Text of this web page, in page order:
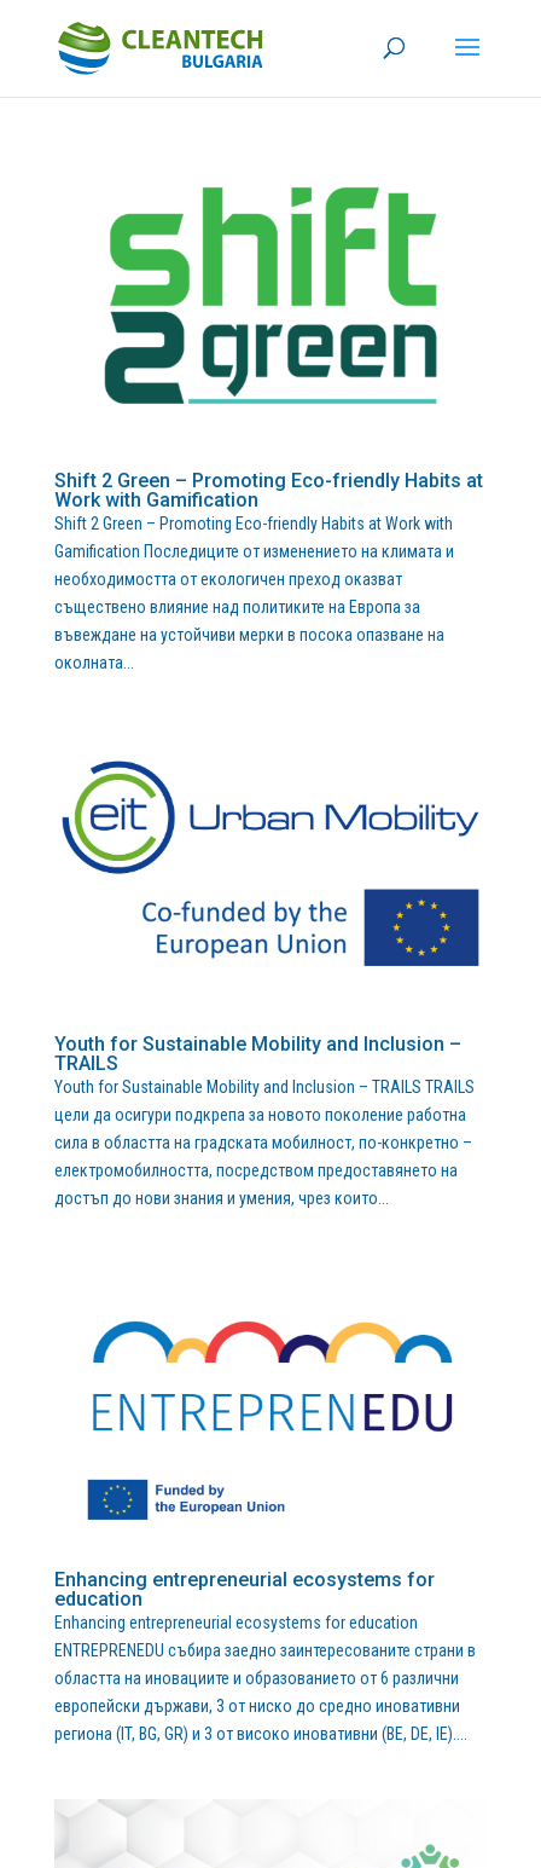
Shift 2 Green – Promoting Eco-friendly Habits at
Work with Gamification
Shift 2 Green – Promoting Eco-friendly Habits at Work with
Gamification Последиците от изменението на климата и
необходимостта от екологичен преход оказват
съществено влияние над политиките на Европа за
въвеждане на устойчиви мерки в посока опазване на
околната...
Youth for Sustainable Mobility and Inclusion –
TRAILS
Youth for Sustainable Mobility and Inclusion – TRAILS TRAILS
цели да осигури подкрепа за новото поколение работна
сила в областта на градската мобилност, по-конкретно –
електромобилността, посредством предоставянето на
достъп до нови знания и умения, чрез които...
Enhancing entrepreneurial ecosystems for
education
Enhancing entrepreneurial ecosystems for education
ENTREPRENEDU събира заедно заинтересованите страни в
областта на иновациите и образованието от 6 различни
европейски държави, 3 от ниско до средно иновативни
региона (IT, BG, GR) и 3 от високо иновативни (BE, DE, IE)....